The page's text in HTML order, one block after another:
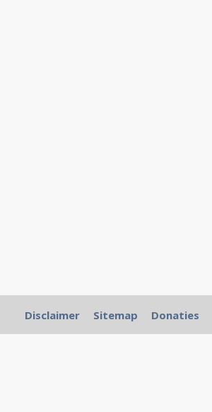
Disclaimer Sitemap Donaties